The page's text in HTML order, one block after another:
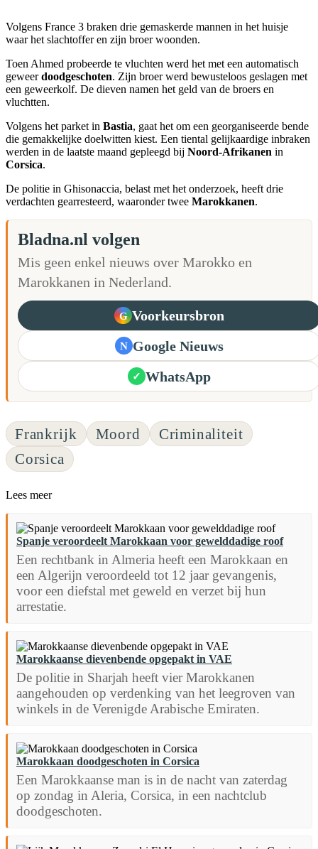
Volgens France 3 braken drie gemaskerde mannen in het huisje
waar het slachtoffer en zijn broer woonden.
Toen Ahmed probeerde te vluchten werd het met een automatisch
geweerdoodgeschoten. Zijn broer werd bewusteloos geslagen met
een geweerkolf. De dieven namen het geld van de broers en
vluchtten.
Volgens het parket in Bastia, gaat het om een georganiseerde bende
die gemakkelijke doelwitten kiest. Een tiental gelijkaardige inbraken
werden in de laatste maand gepleegd bij Noord-Afrikanen in
Corsica.
De politie in Ghisonaccia, belast met het onderzoek, heeft drie
verdachten gearresteerd, waaronder twee Marokkanen.
Bladna.nl volgen
Mis geen enkel nieuws over Marokko en
Marokkanen in Nederland.
G Voorkeursbron
N Google Nieuws
✓ WhatsApp
Frankrijk Moord
Criminaliteit
Corsica
Lees meer
Spanje veroordeelt Marokkaan voor gewelddadige roof
Een rechtbank in Almeria heeft een Marokkaan en
een Algerijn veroordeeld tot 12 jaar gevangenis,
voor een diefstal met geweld en verzet bij hun
arrestatie.
Marokkaanse dievenbende opgepakt in VAE
De politie in Sharjah heeft vier Marokkanen
aangehouden op verdenking van het leegroven van
winkels in de Verenigde Arabische Emiraten.
Marokkaan doodgeschoten in Corsica
Een Marokkaanse man is in de nacht van zaterdag
op zondag in Aleria, Corsica, in een nachtclub
doodgeschoten.